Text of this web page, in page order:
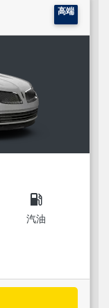
高端
local_gas_station
汽油